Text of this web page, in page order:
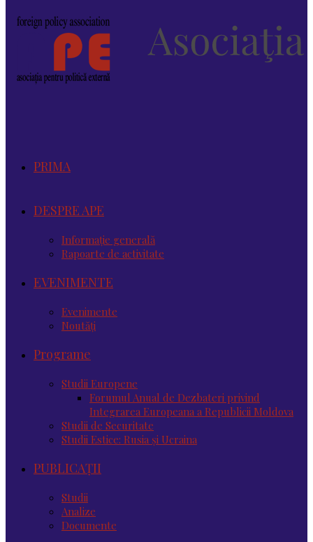
PRIMA
DESPRE APE
Informație generală
Rapoarte de activitate
EVENIMENTE
Evenimente
Noutăţi
Programe
Studii Europene
Forumul Anual de Dezbateri privind
Integrarea Europeana a Republicii Moldova
Studii de Securitate
Studii Estice: Rusia și Ucraina
PUBLICAȚII
Studii
Analize
Documente